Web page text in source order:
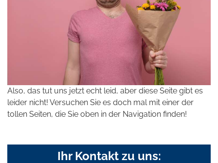
Also, das tut uns jetzt echt leid, aber diese Seite gibt es
leider nicht! Versuchen Sie es doch mal mit einer der
tollen Seiten, die Sie oben in der Navigation finden!
Ihr Kontakt zu uns: